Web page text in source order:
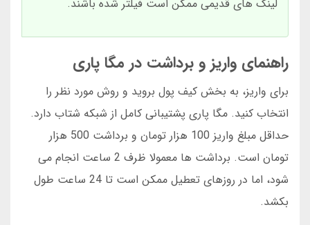
لینک های قدیمی ممکن است فیلتر شده باشند.
راهنمای واریز و برداشت در مگا پاری
برای واریز، به بخش کیف پول بروید و روش مورد نظر را
انتخاب کنید. مگا پاری پشتیبانی کامل از شبکه شتاب دارد.
حداقل مبلغ واریز 100 هزار تومان و برداشت 500 هزار
تومان است. برداشت ها معمولا ظرف 2 ساعت انجام می
شود، اما در روزهای تعطیل ممکن است تا 24 ساعت طول
بکشد.